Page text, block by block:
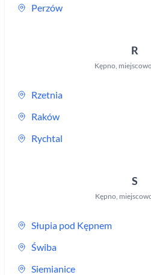
Perzów
R
Kępno,
Rzetnia
Raków
Rychtal
S
Kępno,
Słupia pod Kępnem
Świba
Siemianice